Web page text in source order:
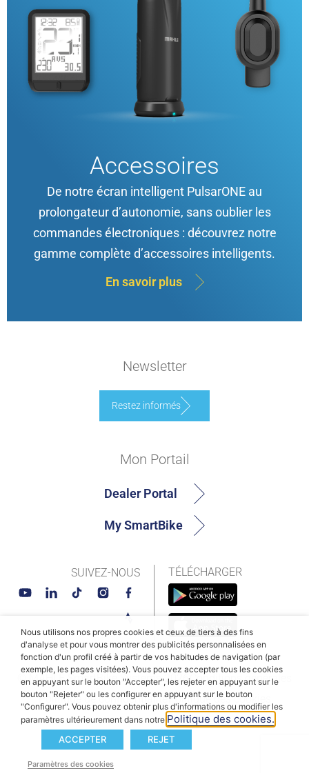
Accessoires
De notre écran intelligent PulsarONE au
prolongateur d’autonomie, sans oublier les
commandes électroniques : découvrez notre
gamme complète d’accessoires intelligents.
En savoir plus
Newsletter
Restez informés
TÉLÉCHARGER
Mon Portail
Dealer Portal
My SmartBike
SUIVEZ-NOUS
© MAHLE SmartBike Systems 2026Conditions générales
Politique de confidentialitéPolitique des cookies
Nous utilisons nos propres cookies et ceux de tiers à des fins
d'analyse et pour vous montrer des publicités personnalisées en
fonction d'un profil créé à partir de vos habitudes de navigation (par
exemple, les pages visitées). Vous pouvez accepter tous les cookies
en appuyant sur le bouton "Accepter", les rejeter en appuyant sur le
bouton "Rejeter" ou les configurer en appuyant sur le bouton
"Configurer". Vous pouvez obtenir plus d'informations ou modifier les
paramètres ultérieurement dans notre Politique des cookies.
ACCEPTER REJET
Paramètres des cookies